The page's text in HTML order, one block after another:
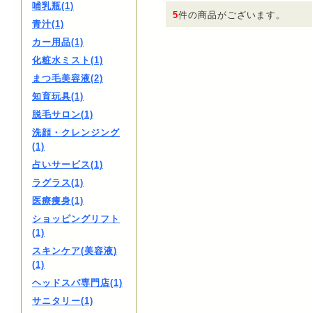
哺乳瓶(1)
青汁(1)
カー用品(1)
化粧水ミスト(1)
まつ毛美容液(2)
知育玩具(1)
脱毛サロン(1)
洗顔・クレンジング
(1)
占いサービス(1)
ラグラス(1)
医療痩身(1)
ショッピングリフト
(1)
スキンケア(美容液)
(1)
ヘッドスパ専門店(1)
サニタリー(1)
5件の商品がございます。